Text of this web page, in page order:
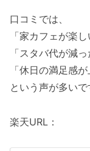
口コミでは、
「家カフェが楽し
「スタバ代が減っ
「休日の満足感が
という声が多いで
楽天URL：